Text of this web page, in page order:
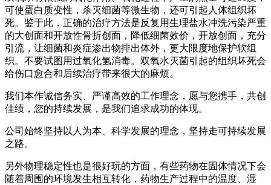
可使蛋白质变性，杀灭细菌等微生物，还可引起人体组织坏
死。鉴于此，正确的治疗方法是反复用生理盐水冲洗污染严重
的大创面和开放性骨折创面，降低细菌效价，开放创面，充分
引流，让细菌和炎症渗出物排出体外，更大限度地保护软组
织。不要试图用过氧化氢消毒。双氧水灭菌引起的组织坏死会
给伤口愈合和后续治疗带来很大的麻烦。
我们本作诚信务实、严谨高效的工作理念，愿与您携手，共创
佳绩，您的持续发展，是我们追求成功的体现。
公司始终坚持以人为本、科学发展的理念，坚持走可持续发展
之路。
另外物理稳定性也是很好玩的方面，有些药物在固体情况下会
随着周围的环境发生相互转化，药物生产过程中的温度、湿